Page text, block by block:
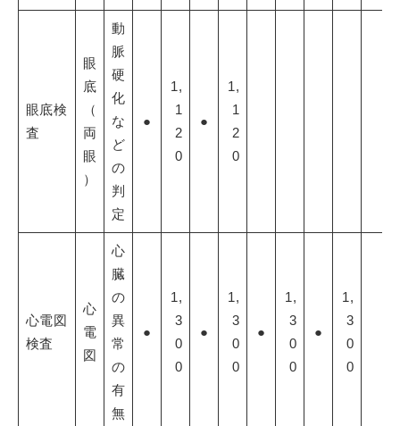
眼底検
査
眼
底
（
両
眼
）
動
脈
硬
化
な
ど
の
判
定
●
1,
1
2
0
●
1,
1
2
0
心電図
検査
心
電
図
心
臓
の
異
常
の
有
無
●
1,
3
0
0
●
1,
3
0
0
●
1,
3
0
0
●
1,
3
0
0